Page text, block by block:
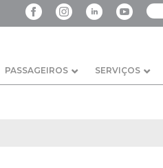
PASSAGEIROS SERVIÇOS